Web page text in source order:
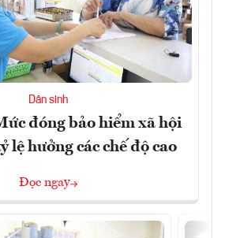
Dân sinh
đóng bảo hiểm xã hội
lệ hưởng các chế độ cao
Đọc ngay